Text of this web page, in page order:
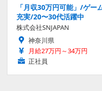
「月収30万円可能」/ゲ
充実/20〜30代活躍中
株式会社SNJAPAN
神奈川県
月給27万円～34万円
正社員